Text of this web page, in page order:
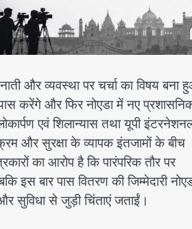
और व्यवस्था पर चर्चा का विषय बना
करेंगे और फिर नोएडा में नए
एवं शिलान्यास तथा यूपी
और सुरक्षा के व्यापक इंतजामों के बीच
का आरोप है कि पारंपरिक तौर पर
इस बार पास वितरण की जिम्मेदारी
सुविधा से जुड़ी चिंताएं जताईं।